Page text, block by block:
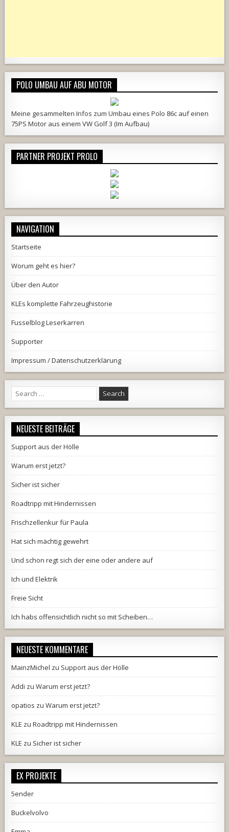
POLO UMBAU AUF ABU MOTOR
Meine gesammelten Infos zum Umbau eines Polo 86c auf einen
75PS Motor aus einem VW Golf 3 (Im Aufbau)
PARTNER PROJEKT PROLO
NAVIGATION
Startseite
Worum geht es hier?
Über den Autor
KLEs komplette Fahrzeughistorie
Fusselblog Leserkarren
Supporter
Impressum / Datenschutzerklärung
Search
for:
NEUESTE BEITRÄGE
Support aus der Hölle
Warum erst jetzt?
Sicher ist sicher
Roadtripp mit Hindernissen
Frischzellenkur für Paula
Hat sich mächtig gewehrt
Und schon regt sich der eine oder andere auf
Ich und Elektrik
Freie Sicht
Ich habs offensichtlich nicht so mit Scheiben…
NEUESTE KOMMENTARE
MainzMichel zu Support aus der Hölle
Addi zuWarum erst jetzt?
opatios zuWarum erst jetzt?
KLE zuRoadtripp mit Hindernissen
KLE zu Sicher ist sicher
EX PROJEKTE
5ender
Buckelvolvo